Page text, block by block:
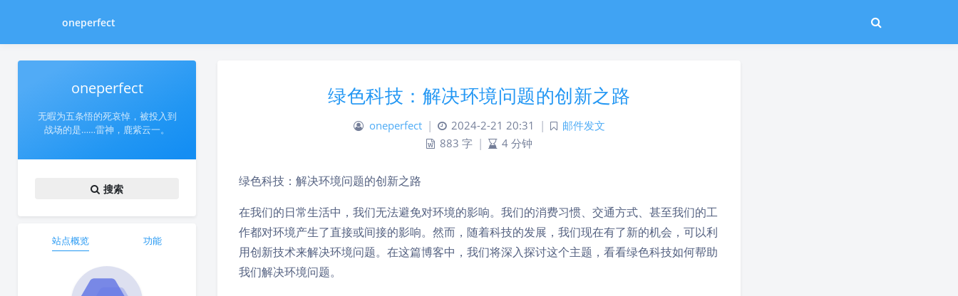
oneperfect
oneperfect
无暇为五条悟的死哀悼，被投入到
战场的是……雷神，鹿紫云一。
搜索
站点概览 功能
绿色科技：解决环境问题的创新之路
oneperfect | 2024-2-21 20:31 |
邮件发文
883 字 | 4 分钟
绿色科技：解决环境问题的创新之路
在我们的日常生活中，我们无法避免对环境的影响。我们的消费习惯、交通方式、甚至我们的工
作都对环境产生了直接或间接的影响。然而，随着科技的发展，我们现在有了新的机会，可以利
用创新技术来解决环境问题。在这篇博客中，我们将深入探讨这个主题，看看绿色科技如何帮助
我们解决环境问题。